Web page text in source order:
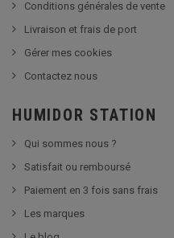
Conditions générales de vente
Livraison et frais de port
Gérer mes cookies
Contactez nous
HUMIDOR STATION
Qui sommes nous ?
Satisfait ou remboursé
Paiement en 3 fois sans frais
Les marques